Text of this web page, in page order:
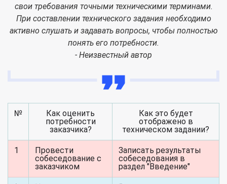
свои требования точными техническими терминами.
При составлении технического задания необходимо
активно слушать и задавать вопросы, чтобы полностью
понять его потребности.
- Неизвестный автор
№
Как оценить
потребности
заказчика?
Как это будет
отображено в
техническом задании?
1
Провести
собеседование с
заказчиком
Записать результаты
собеседования в
раздел "Введение"